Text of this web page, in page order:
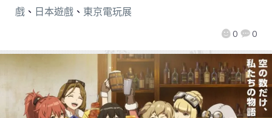
0 0
戲 、 日本遊戲 、 東京電玩展